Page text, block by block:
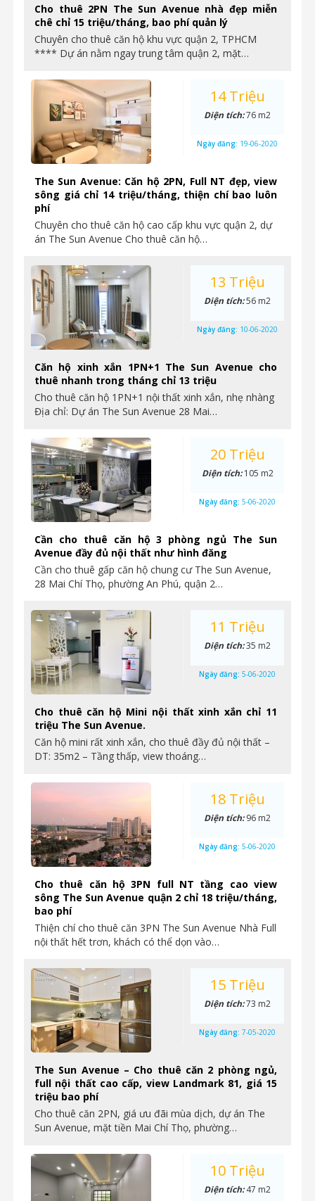
Cho thuê 2PN The Sun Avenue nhà đẹp miễn
chê chỉ 15 triệu/tháng, bao phí quản lý
Chuyên cho thuê căn hộ khu vực quận 2, TPHCM
**** Dự án nằm ngay trung tâm quận 2, mặt…
The Sun Avenue: Căn hộ 2PN, Full NT đẹp, view
sông giá chỉ 14 triệu/tháng, thiện chí bao luôn
phí
Chuyên cho thuê căn hộ cao cấp khu vực quận 2, dự
án The Sun Avenue Cho thuê căn hộ…
14 Triệu
Diện tích:76 m2
Ngày đăng: 19-06-2020
Căn hộ xinh xắn 1PN+1 The Sun Avenue cho
thuê nhanh trong tháng chỉ 13 triệu
Cho thuê căn hộ 1PN+1 nội thất xinh xắn, nhẹ nhàng
Địa chỉ: Dự án The Sun Avenue 28 Mai…
13 Triệu
Diện tích:56 m2
Ngày đăng: 10-06-2020
Cần cho thuê căn hộ 3 phòng ngủ The Sun
Avenue đầy đủ nội thất như hình đăng
Cần cho thuê gấp căn hộ chung cư The Sun Avenue,
28 Mai Chí Thọ, phường An Phú, quận 2…
20 Triệu
Diện tích:105 m2
Ngày đăng: 5-06-2020
Cho thuê căn hộ Mini nội thất xinh xắn chỉ 11
triệu The Sun Avenue.
Căn hộ mini rất xinh xắn, cho thuê đầy đủ nội thất –
DT: 35m2 – Tầng thấp, view thoáng…
11 Triệu
Diện tích:35 m2
Ngày đăng: 5-06-2020
Cho thuê căn hộ 3PN full NT tầng cao view
sông The Sun Avenue quận 2 chỉ 18 triệu/tháng,
bao phí
Thiện chí cho thuê căn 3PN The Sun Avenue Nhà Full
nội thất hết trơn, khách có thể dọn vào…
18 Triệu
Diện tích:96 m2
Ngày đăng: 5-06-2020
The Sun Avenue – Cho thuê căn 2 phòng ngủ,
full nội thất cao cấp, view Landmark 81, giá 15
triệu bao phí
Cho thuê căn 2PN, giá ưu đãi mùa dịch, dự án The
Sun Avenue, mặt tiền Mai Chí Thọ, phường…
15 Triệu
Diện tích:73 m2
Ngày đăng: 7-05-2020
10 Triệu
Diện tích:47 m2